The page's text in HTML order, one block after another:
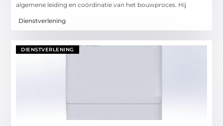
algemene leiding en coördinatie van het bouwproces. Hij
Dienstverlening
DIENSTVERLENING